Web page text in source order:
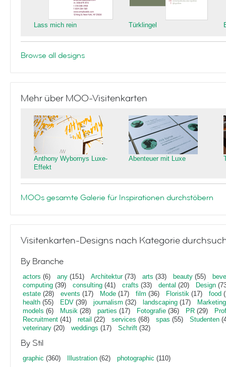
Lass mich rein Türklingel
Browse all designs
Mehr über MOO-Visitenkarten
Anthony Wybornys Luxe-
Effekt
Abenteuer mit Luxe
MOOs gesamte Galerie für Inspirationen durchstöbern
Visitenkarten-Designs nach Kategorie
By Branche
actors (6) any (151) Architektur(73) arts (33) beauty (55)
computing (39) consulting (41) crafts (33) dental (20) Design
estate (28) events (17) Mode (17) film (36) Floristik (17) food
health (55) EDV (39) journalism (32) landscaping (17)
Marketing
models (6) Musik (28) parties (17) Fotografie (36) PR (29)
Recruitment (41) retail (22) services (68) spas (55) Studenten
veterinary (20) weddings (17) Schrift (32)
By Stil
graphic (360) Illustration (62) photographic (110)